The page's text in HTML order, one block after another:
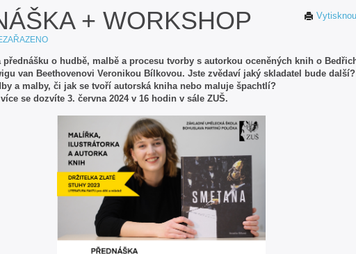
+ WORKSHOP
přednášku o hudbě, malbě a procesu tvorby s autorkou oceněných knih o
van Beethovenovi Veronikou Bílkovou. Jste zvědaví jaký skladatel bude
a malby, či jak se tvoří autorská kniha nebo maluje špachtlí?
se dozvíte 3. června 2024 v 16 hodin v sále ZUŠ.